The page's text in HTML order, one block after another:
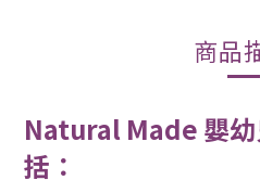
商品
Natural Made 嬰
括：